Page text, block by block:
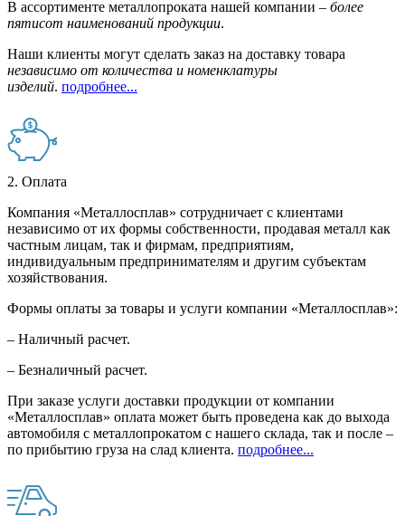
В ассортименте металлопроката нашей компании – более
пятисот наименований продукции.
Наши клиенты могут сделать заказ на доставку товара
независимо от количества и номенклатуры
изделий. подробнее...
2. Оплата
Компания «Металлосплав» сотрудничает с клиентами
независимо от их формы собственности, продавая металл как
частным лицам, так и фирмам, предприятиям,
индивидуальным предпринимателям и другим субъектам
хозяйствования.
Формы оплаты за товары и услуги компании «Металлосплав»:
– Наличный расчет.
– Безналичный расчет.
При заказе услуги доставки продукции от компании
«Металлосплав» оплата может быть проведена как до выхода
автомобиля с металлопрокатом с нашего склада, так и после –
по прибытию груза на слад клиента. подробнее...